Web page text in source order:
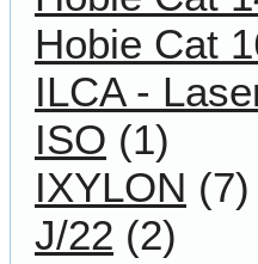
Hobie Cat
ILCA -
ISO (1)
IXYLON (7)
J/22 (2)